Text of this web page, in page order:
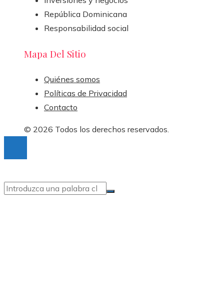
República Dominicana
Responsabilidad social
Mapa Del Sitio
Quiénes somos
Políticas de Privacidad
Contacto
© 2026 Todos los derechos reservados.